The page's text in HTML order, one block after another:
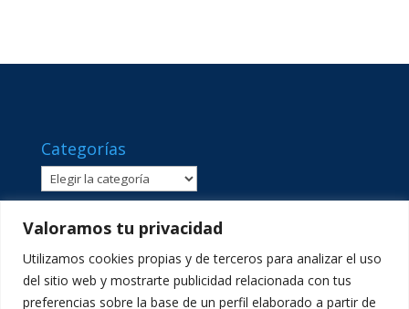
Valoramos tu privacidad
Utilizamos cookies propias y de terceros para analizar el uso
del sitio web y mostrarte publicidad relacionada con tus
preferencias sobre la base de un perfil elaborado a partir de
Categorías
Categorías